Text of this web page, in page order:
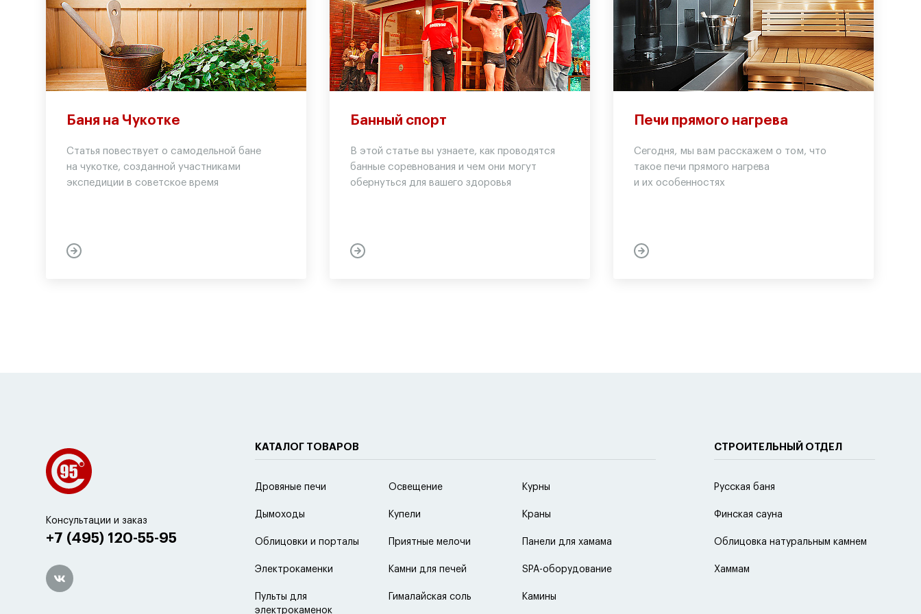
Баня на Чукотке
Статья повествует о самодельной бане
на чукотке, созданной участниками
экспедиции в советское время
Банный спорт
В этой статье вы узнаете, как проводятся
банные соревнования и чем они могут
обернуться для вашего здоровья
Печи прямого нагрева
Сегодня, мы вам расскажем о том, что
такое печи прямого нагрева
и их особенностях
Консультации и заказ
+7 (495) 120-55-95
КАТАЛОГ ТОВАРОВ
Дровяные печи
Дымоходы
Облицовки и порталы
Электрокаменки
Пульты для
электрокаменок
Освещение
Купели
Приятные мелочи
Камни для печей
Гималайская соль
Курны
Краны
Панели для хамама
SPA-оборудование
Камины
СТРОИТЕЛЬНЫЙ ОТДЕЛ
Русская баня
Финская сауна
Облицовка натуральным камнем
Хаммам